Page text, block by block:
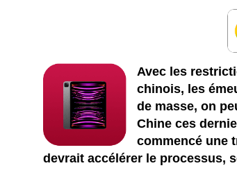
Avec les
chinois, les
de masse, on
Chine ces
commencé une
devrait accélérer le processus,